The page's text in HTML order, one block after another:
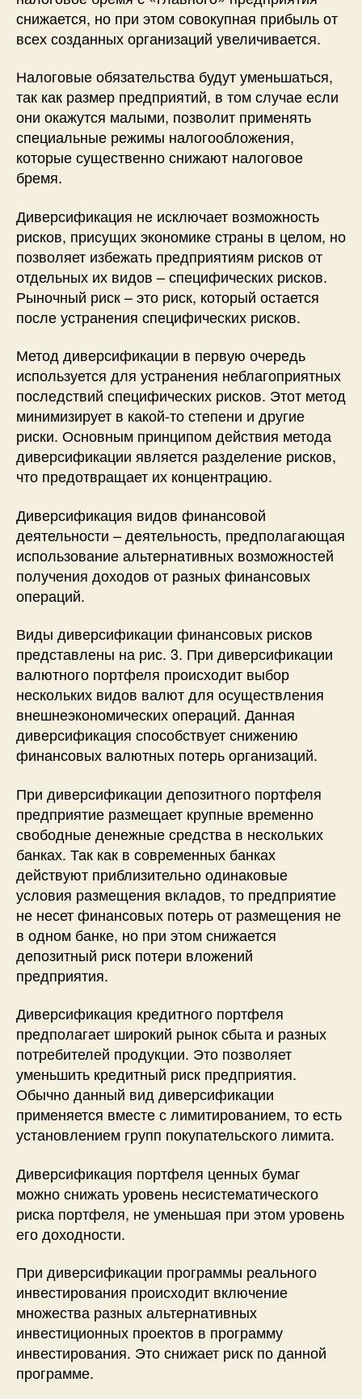
снижается, но при этом совокупная прибыль от
всех созданных организаций увеличивается.
Налоговые обязательства будут уменьшаться,
так как размер предприятий, в том случае если
они окажутся малыми, позволит применять
специальные режимы налогообложения,
которые существенно снижают налоговое
бремя.
Диверсификация не исключает возможность
рисков, присущих экономике страны в целом, но
позволяет избежать предприятиям рисков от
отдельных их видов – специфических рисков.
Рыночный риск – это риск, который остается
после устранения специфических рисков.
Метод диверсификации в первую очередь
используется для устранения неблагоприятных
последствий специфических рисков. Этот метод
минимизирует в какой-то степени и другие
риски. Основным принципом действия метода
диверсификации является разделение рисков,
что предотвращает их концентрацию.
Диверсификация видов финансовой
деятельности – деятельность, предполагающая
использование альтернативных возможностей
получения доходов от разных финансовых
операций.
Виды диверсификации финансовых рисков
представлены на рис. 3. При диверсификации
валютного портфеля происходит выбор
нескольких видов валют для осуществления
внешнеэкономических операций. Данная
диверсификация способствует снижению
финансовых валютных потерь организаций.
При диверсификации депозитного портфеля
предприятие размещает крупные временно
свободные денежные средства в нескольких
банках. Так как в современных банках
действуют приблизительно одинаковые
условия размещения вкладов, то предприятие
не несет финансовых потерь от размещения не
в одном банке, но при этом снижается
депозитный риск потери вложений
предприятия.
Диверсификация кредитного портфеля
предполагает широкий рынок сбыта и разных
потребителей продукции. Это позволяет
уменьшить кредитный риск предприятия.
Обычно данный вид диверсификации
применяется вместе с лимитированием, то есть
установлением групп покупательского лимита.
Диверсификация портфеля ценных бумаг
можно снижать уровень несистематического
риска портфеля, не уменьшая при этом уровень
его доходности.
При диверсификации программы реального
инвестирования происходит включение
множества разных альтернативных
инвестиционных проектов в программу
инвестирования. Это снижает риск по данной
программе.